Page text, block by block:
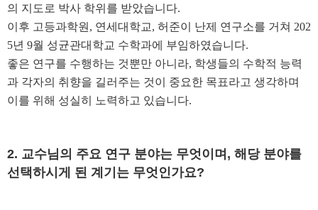
의 지도로 박사 학위를 받았습니다.
이후 고등과학원 , 연세대학교, 허준이 난제 연구소를 거쳐 202
5년 9월 성균관대학교 수학과에 부임하였습니다.
좋은 연구를 수행하는 것뿐만 아니라, 학생들의 수학적 능력
과 각자의 취향을 길러주는 것이 중요한 목표라고 생각하며
이를 위해 성실히 노력하고 있습니다.
2. 교수님의 주요 연구 분야는 무엇이며 , 해당 분야를
선택하시게 된 계기는 무엇인가요?